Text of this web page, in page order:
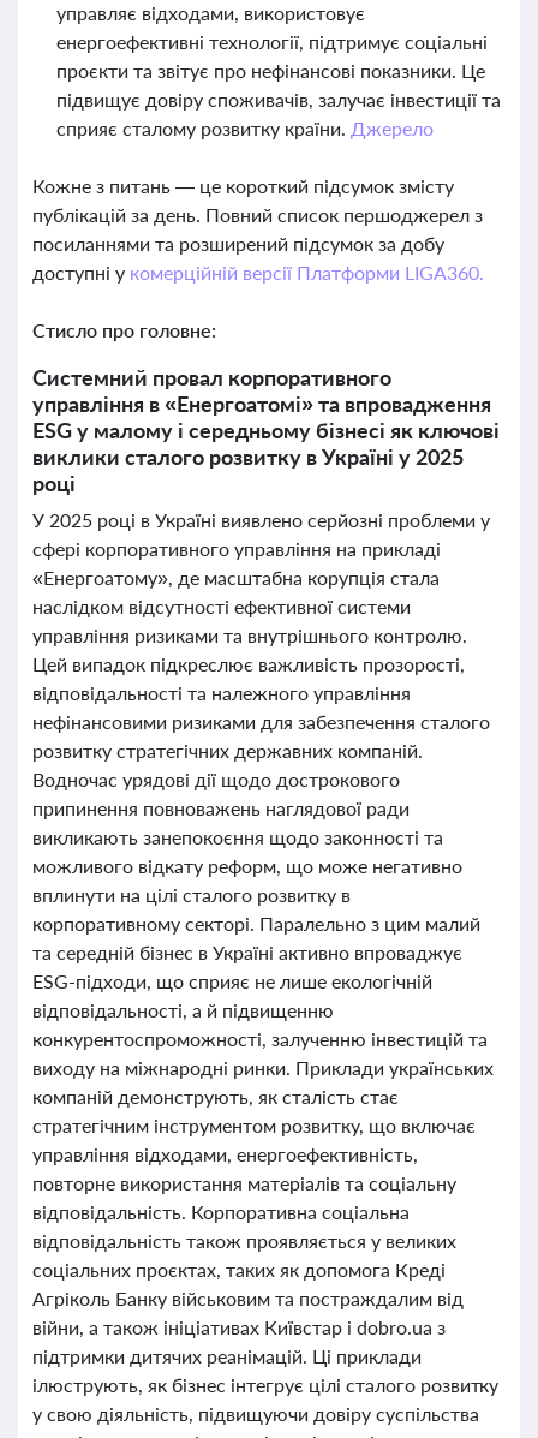
управляє відходами, використовує
енергоефективні технології, підтримує соціальні
проєкти та звітує про нефінансові показники. Це
підвищує довіру споживачів, залучає інвестиції та
сприяє сталому розвитку країни. Джерело
Кожне з питань — це короткий підсумок змісту
публікацій за день. Повний список першоджерел з
посиланнями та розширений підсумок за добу
доступні у комерційній версії Платформи LIGA360.
Стисло про головне:
Системний провал корпоративного
управління в «Енергоатомі» та впровадження
ESG у малому і середньому бізнесі як ключові
виклики сталого розвитку в Україні у 2025
році
У 2025 році в Україні виявлено серйозні проблеми у
сфері корпоративного управління на прикладі
«Енергоатому», де масштабна корупція стала
наслідком відсутності ефективної системи
управління ризиками та внутрішнього контролю.
Цей випадок підкреслює важливість прозорості,
відповідальності та належного управління
нефінансовими ризиками для забезпечення сталого
розвитку стратегічних державних компаній.
Водночас урядові дії щодо дострокового
припинення повноважень наглядової ради
викликають занепокоєння щодо законності та
можливого відкату реформ, що може негативно
вплинути на цілі сталого розвитку в
корпоративному секторі. Паралельно з цим малий
та середній бізнес в Україні активно впроваджує
ESG-підходи, що сприяє не лише екологічній
відповідальності, а й підвищенню
конкурентоспроможності, залученню інвестицій та
виходу на міжнародні ринки. Приклади українських
компаній демонструють, як сталість стає
стратегічним інструментом розвитку, що включає
управління відходами, енергоефективність,
повторне використання матеріалів та соціальну
відповідальність. Корпоративна соціальна
відповідальність також проявляється у великих
соціальних проєктах, таких як допомога Креді
Агріколь Банку військовим та постраждалим від
війни, а також ініціативах Київстар і dobro.ua з
підтримки дитячих реанімацій. Ці приклади
ілюструють, як бізнес інтегрує цілі сталого розвитку
у свою діяльність, підвищуючи довіру суспільства